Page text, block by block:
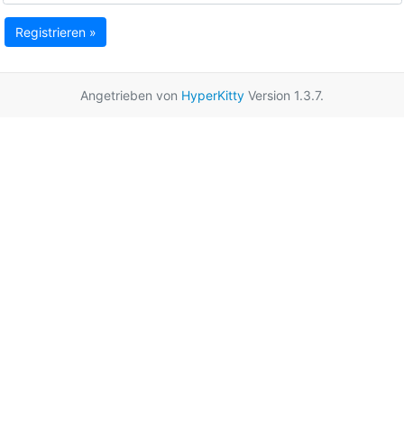
Registrieren »
Angetrieben von HyperKitty Version 1.3.7.